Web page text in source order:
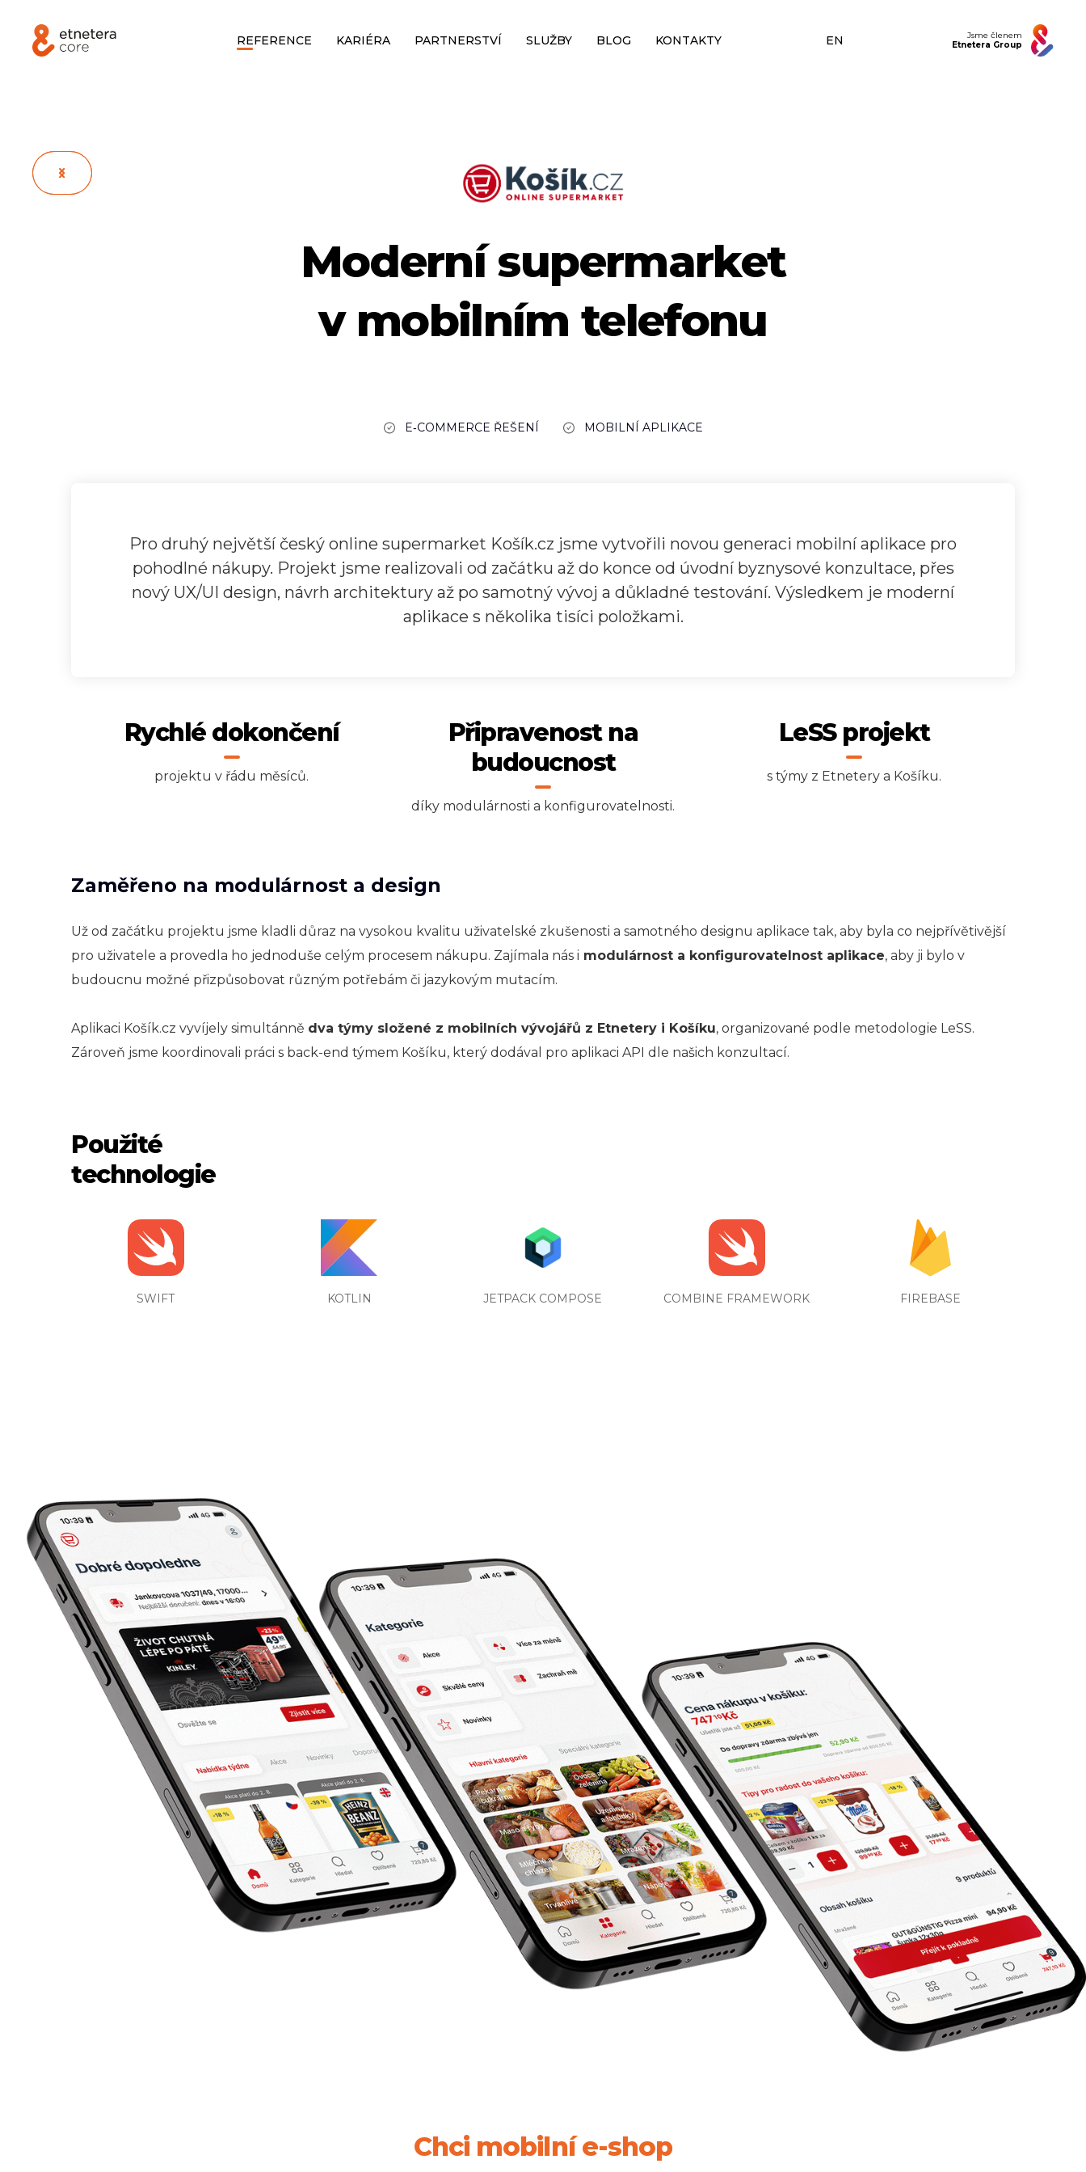
REFERENCE KARIÉRA PARTNERSTVÍ SLUŽBY BLOG KONTAKTY EN
Jsme členem
Etnetera Group
Moderní supermarket
v mobilním telefonu
E‑COMMERCE ŘEŠENÍ MOBILNÍ APLIKACE
Pro druhý největší český online supermarket Košík.cz jsme vytvořili novou generaci mobilní aplikace pro
pohodlné nákupy. Projekt jsme realizovali od začátku až do konce od úvodní byznysové konzultace, přes
nový UX/UI design, návrh architektury až po samotný vývoj a důkladné testování. Výsledkem je moderní
aplikace s několika tisíci položkami.
Rychlé dokončení
projektu v řádu měsíců.
Připravenost na
budoucnost
díky modulárnosti a konfigurovatelnosti.
LeSS projekt
s týmy z Etnetery a Košíku.
Zaměřeno na modulárnost a design
Už od začátku projektu jsme kladli důraz na vysokou kvalitu uživatelské zkušenosti a samotného designu aplikace tak, aby byla co nejpřívětivější
pro uživatele a provedla ho jednoduše celým procesem nákupu. Zajímala nás i modulárnost a konfigurovatelnost aplikace, aby ji bylo v
budoucnu možné přizpůsobovat různým potřebám či jazykovým mutacím.
Aplikaci Košík.cz vyvíjely simultánně dva týmy složené z mobilních vývojářů z Etnetery i Košíku, organizované podle metodologie LeSS.
Zároveň jsme koordinovali práci s back-end týmem Košíku, který dodával pro aplikaci API dle našich konzultací.
Použité
technologie
SWIFT KOTLIN JETPACK COMPOSE COMBINE FRAMEWORK FIREBASE
Chci mobilní e-shop